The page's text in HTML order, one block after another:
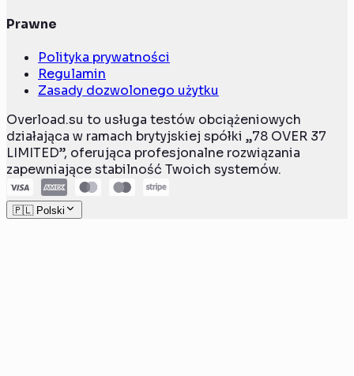
Prawne
Polityka prywatności
Regulamin
Zasady dozwolonego użytku
Overload.su to usługa testów obciążeniowych
działająca w ramach brytyjskiej spółki „78 OVER 37
LIMITED”, oferująca profesjonalne rozwiązania
zapewniające stabilność Twoich systemów.
🇵🇱 Polski